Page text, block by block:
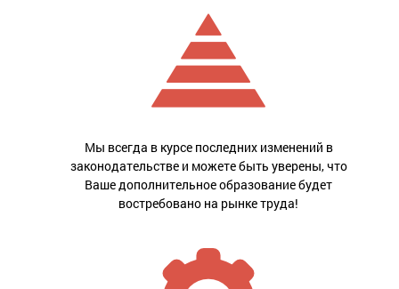
Мы всегда в курсе последних изменений в
законодательстве и можете быть уверены, что
Ваше дополнительное образование будет
востребовано на рынке труда!